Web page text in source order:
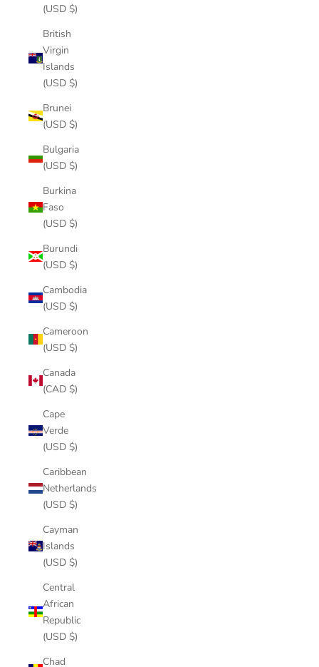
(USD $)
British
Virgin
Islands
(USD $)
Brunei
(USD $)
Bulgaria
(USD $)
Burkina
Faso
(USD $)
Burundi
(USD $)
Cambodia
(USD $)
Cameroon
(USD $)
Canada
(CAD $)
Cape
Verde
(USD $)
Caribbean
Netherlands
(USD $)
Cayman
Islands
(USD $)
Central
African
Republic
(USD $)
Chad